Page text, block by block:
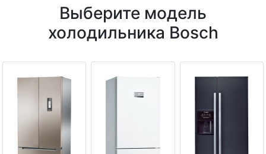
Выберите модель
холодильника Bosch